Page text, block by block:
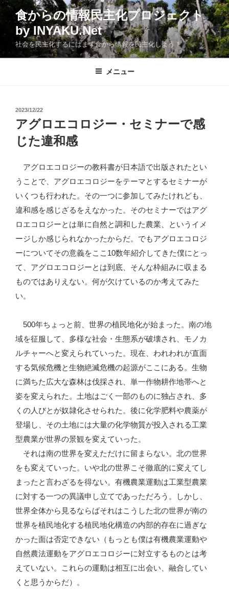
コ
食からの情報民主化プロジェクト
by INYAKU.Net
社会を民主化するにはまず食から情報を民主化しよう！
メニュー
投
稿
日:
2023/12/22
アグロエコロジー・セミナーで感
じた違和感
アグロエコロジーの教科書が日本語で出版されたとい
うことで、アグロエコロジーをテーマとするセミナーが
いくつも行われた。その一つに参加してみたけれども、
違和感を感じざるをえなかった。そのセミナーではアグ
ロエコロジーとは単に自然と調和した農業、というイメ
ージしか感じられなかったからだ。でもアグロエコロジ
ーについてその意義をここ10数年紹介してきた僕にとっ
て、アグロエコロジーとは到底、そんな枠組みに収まる
ものではありえない。何が欠けているのか考えてみた
い。
500年ちょっと前、世界の植民地化が始まった。南の地
域を征服して、多様な社会・生態系が破壊され、モノカ
ルチャーへと変えられていった。現在、われわれが直面
する気候危機と生物絶滅危機の起源がここにある。生物
に満ちた広大な森林は伐採され、単一作物耕作地帯へと
姿を変えられた。土地はごく一部のものに独占され、多
くの人びとが奴隷化させられた。後に化学肥料や農薬が
登場し、その土地には大量の化学物質が投入される工業
型農業が世界の景観を変えていった。
それは南の世界を変えただけに留まらない。北の世界
をも変えていった。いや北の世界こそ徹底的に変えてし
まったと言わざるを得ない。有機農業運動は工業型農業
に対する一つの異議申し立てであっただろう。しかし、
世界全体から見るならばそれはこうした北の世界が南の
世界を植民地化する植民地化構造の内部的存在に過ぎな
かった面は否定できない（もっとも僕は有機農業運動や
自然農法運動をアグロエコロジーに対立するものとは考
えていない。これらの運動は相互に出会い、融合してい
くと思うからだ）。